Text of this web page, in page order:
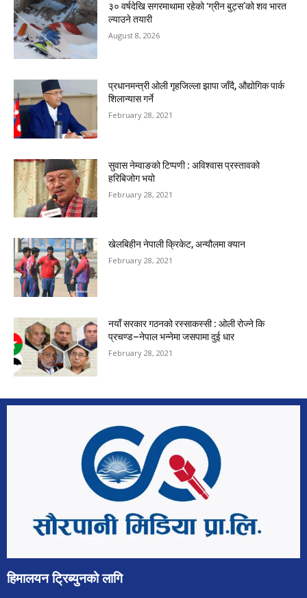
३० वर्षदेखि सगरमाथामा रहेको ‘ग्रीन बुट्स’को शव भारत
ल्याउने तयारी
August 8, 2026
प्रधानमन्त्री ओली गृहजिल्ला झापा जाँदै, औद्योगिक पार्क
शिलान्यास गर्ने
February 28, 2021
सुवास नेम्वाङको टिप्पणी : अविश्वास प्रस्तावको
हरिबिजोग भयो
February 28, 2021
खेलबिहीन नेपाली क्रिकेट, अन्यौलमा क्यान
February 28, 2021
नयाँ सरकार गठनको रस्साकस्सी : ओली रोज्ने कि
प्रचण्ड–नेपाल भन्नेमा जसपामा दुई धार
February 28, 2021
हिमालयन ट्रिब्युनको लागि